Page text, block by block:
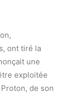
ont tiré la
une
exploitée
de son